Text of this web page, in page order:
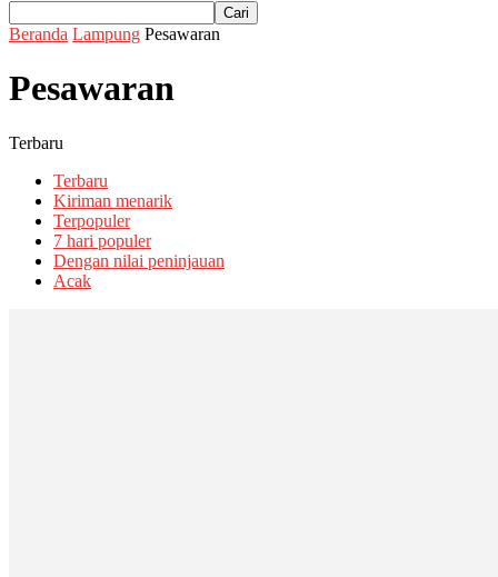
Beranda Lampung Pesawaran
Pesawaran
Terbaru
Terbaru
Kiriman menarik
Terpopuler
7 hari populer
Dengan nilai peninjauan
Acak